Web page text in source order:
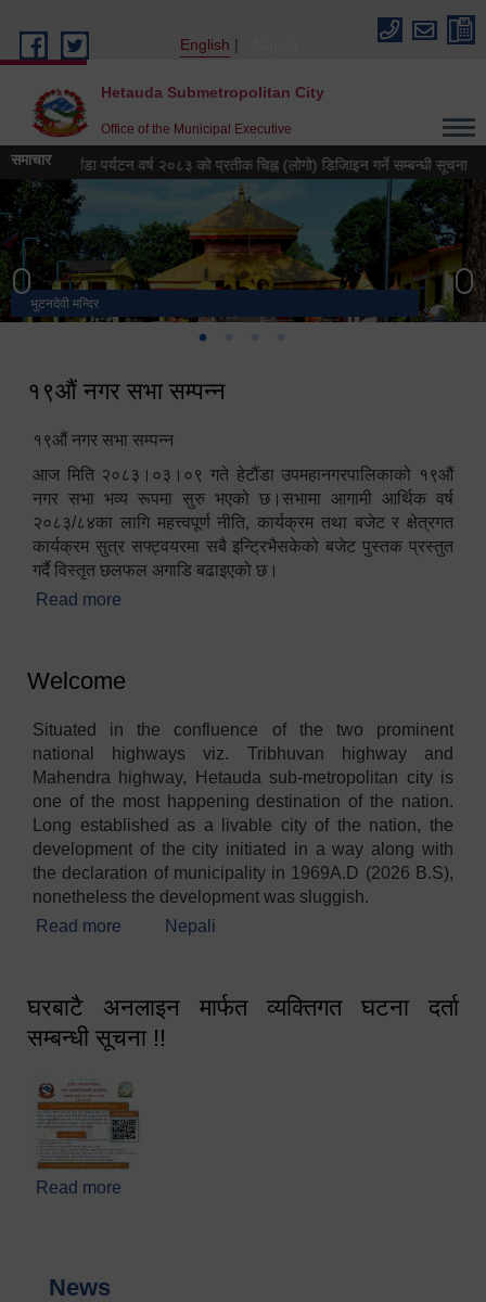
English
Hetauda Submetropolitan City
Office of the Municipal Executive
समाचार
हेटौंडा पर्यटन वर्ष २०८३ को प्रतीक चिह्न (लोगो) डिजिाइन गर्ने सम्बन्धी सूचना
भुटनदेवी मन्दिर
स्मारक
हेटौंडा उपमहानगरपालिका नगर कार्यपालिकाको कार्यालय
मनकामना डाँडाबाट देखिएको दृश्य
१९औं नगर सभा सम्पन्न
१९औं नगर सभा सम्पन्न
आज मिति २०८३।०३।०९ गते हेटौंडा उपमहानगरपालिकाको १९औं
नगर सभा भव्य रूपमा सुरु भएको छ।सभामा आगामी आर्थिक वर्ष
२०८३/८४का लागि महत्त्वपूर्ण नीति, कार्यक्रम तथा बजेट र क्षेत्रगत
कार्यक्रम सुत्र सफ्ट्वयरमा सबै इन्ट्रिभैसकेको बजेट पुस्तक प्रस्तुत
गर्दै विस्तृत छलफल अगाडि बढाइएको छ।
Read more
Welcome
Situated in the confluence of the two prominent
national highways viz. Tribhuvan highway and
Mahendra highway, Hetauda sub-metropolitan city is
one of the most happening destination of the nation.
Long established as a livable city of the nation, the
development of the city initiated in a way along with
the declaration of municipality in 1969A.D (2026 B.S),
nonetheless the development was sluggish.
Read more about Welcome
Nepali
घरबाटै अनलाइन मार्फत व्यक्तिगत घटना दर्ता
सम्बन्धी सूचना !!
Read more
News